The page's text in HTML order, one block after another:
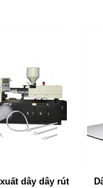
dây dây rút